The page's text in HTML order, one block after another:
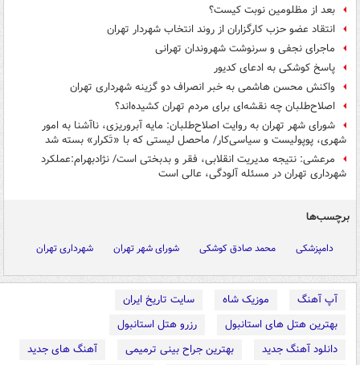
بعد از مظلومین نوبت کیست؟
انتقاد عضو حزب کارگزاران از روند انتخاب شهردار تهران
ماجرای نجفی و سرنوشت شهروندان تهرانی
پاسخ کوشکی به ادعای کدیور
واکنش محسن هاشمی به خبر انصراف دو گزینه شهرداری تهران
اصلاح‌طلبان چه نقشه‌ای برای مردم تهران کشیده‌اند؟
شورای شهر تهران به روایت اصلاح‌طلبان: مایه آبروریزی، ناآشنا به امور
شهری، پوپولیست و سیاسی‌کار/ ماحصل لیستی که با «تَکرار» بسته شد
مرعشی: نتیجه مدیریت انقلابی، فقر و بدبختی است/ نژادبهرام:عملکرد
شهرداری تهران در مسئله آلودگی، عالی است
برچسب‌ها
دامپزشکی محمد صادق کوشکی شورای شهر تهران شهرداری تهران
آپ آهنگ موزیک شاه
سایت تاریخ ایران
بهترین هتل های استانبول
رزرو هتل استانبول
دانلود آهنگ جدید
بهترین جراح بینی ترمیمی
آهنگ های جدید